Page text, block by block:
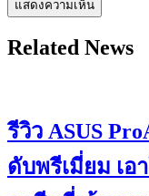
Related News
รีวิว ASUS
ดับพรีเมี่ยม เอ